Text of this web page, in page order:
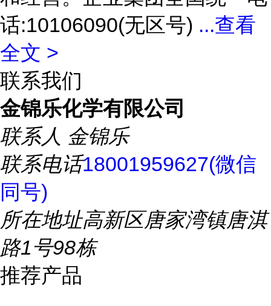
话:10106090(无区号) ...查看
全文 >
联系我们
金锦乐化学有限公司
联系人 金锦乐
联系电话18001959627(微信
同号)
所在地址高新区唐家湾镇唐淇
路1号98栋
推荐产品